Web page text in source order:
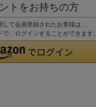
トをお持ちの方
て会員登録されたお客様は、
、ログインすることができます。